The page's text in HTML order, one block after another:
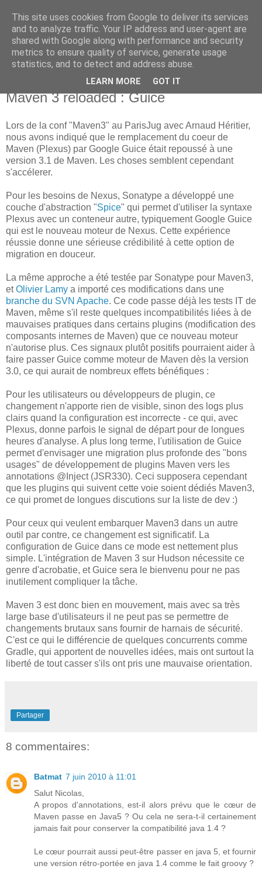
new Blog( perso );
Yet another Java blog, comme on dit
Maven 3 reloaded : Guice
Lors de la conf "Maven3" au ParisJug avec Arnaud Héritier,
nous avons indiqué que le remplacement du coeur de
Maven (Plexus) par Google Guice était repoussé à une
version 3.1 de Maven. Les choses semblent cependant
s'accélerer.
Pour les besoins de Nexus, Sonatype a développé une
couche d'abstraction "Spice" qui permet d'utiliser la syntaxe
Plexus avec un conteneur autre, typiquement Google Guice
qui est le nouveau moteur de Nexus. Cette expérience
réussie donne une sérieuse crédibilité à cette option de
migration en douceur.
La même approche a été testée par Sonatype pour Maven3,
etOlivier Lamy a importé ces modifications dans une
branche du SVN Apache. Ce code passe déjà les tests IT de
Maven, même s'il reste quelques incompatibilités liées à de
mauvaises pratiques dans certains plugins (modification des
composants internes de Maven) que ce nouveau moteur
n'autorise plus. Ces signaux plutôt positifs pourraient aider à
faire passer Guice comme moteur de Maven dès la version
3.0, ce qui aurait de nombreux effets bénéfiques :
Pour les utilisateurs ou développeurs de plugin, ce
changement n'apporte rien de visible, sinon des logs plus
clairs quand la configuration est incorrecte - ce qui, avec
Plexus, donne parfois le signal de départ pour de longues
heures d'analyse. A plus long terme, l'utilisation de Guice
permet d'envisager une migration plus profonde des "bons
usages" de développement de plugins Maven vers les
annotations @Inject (JSR330). Ceci supposera cependant
que les plugins qui suivent cette voie soient dédiés Maven3,
ce qui promet de longues discutions sur la liste de dev :)
Pour ceux qui veulent embarquer Maven3 dans un autre
outil par contre, ce changement est significatif. La
configuration de Guice dans ce mode est nettement plus
simple. L'intégration de Maven 3 sur Hudson nécessite ce
genre d'acrobatie, et Guice sera le bienvenu pour ne pas
inutilement compliquer la tâche.
Maven 3 est donc bien en mouvement, mais avec sa très
large base d'utilisateurs il ne peut pas se permettre de
changements brutaux sans fournir de harnais de sécurité.
C'est ce qui le différencie de quelques concurrents comme
Gradle, qui apportent de nouvelles idées, mais ont surtout la
liberté de tout casser s'ils ont pris une mauvaise orientation.
Partager
8 commentaires:
Batmat 7 juin 2010 à 11:01
Salut Nicolas,
A propos d'annotations, est-il alors prévu que le cœur de
Maven passe en Java5 ? Ou cela ne sera-t-il certainement
jamais fait pour conserver la compatibilité java 1.4 ?
Le cœur pourrait aussi peut-être passer en java 5, et fournir
une version rétro-portée en java 1.4 comme le fait groovy ?
This site uses cookies from Google to deliver its services
and to analyze traffic. Your IP address and user-agent are
shared with Google along with performance and security
metrics to ensure quality of service, generate usage
statistics, and to detect and address abuse.
LEARN MORE GOT IT